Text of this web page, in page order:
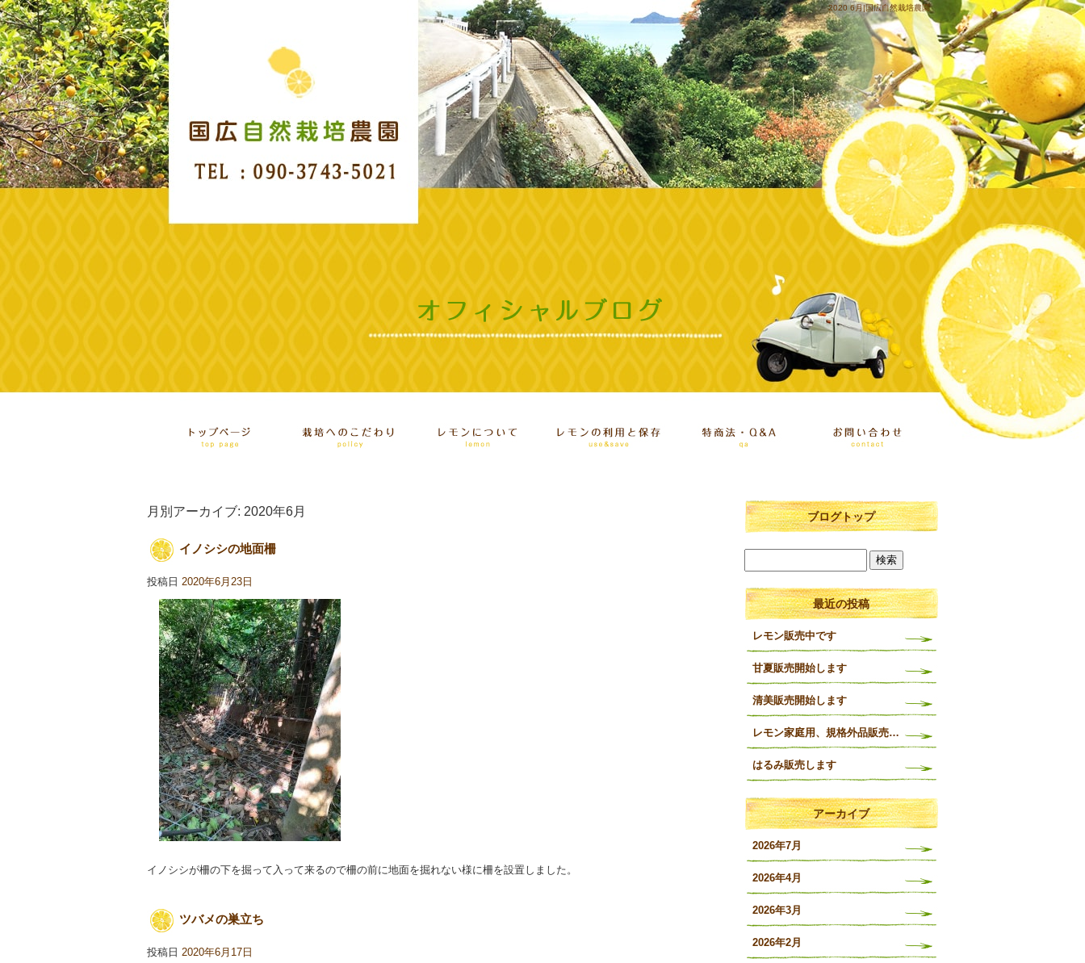
2020 6月|国広自然栽培農園
月別アーカイブ: 2020年6月
イノシシの地面柵
投稿日 2020年6月23日
イノシシが柵の下を掘って入って来るので柵の前に地面を掘れない様に柵を設置しました。
ツバメの巣立ち
投稿日 2020年6月17日
ブログトップ
最近の投稿
レモン販売中です
甘夏販売開始します
清美販売開始します
レモン家庭用、規格外品販売開始します
はるみ販売します
アーカイブ
2026年7月
2026年4月
2026年3月
2026年2月